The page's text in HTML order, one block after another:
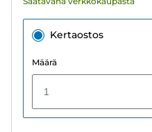
Kertaostos
Määrä
1